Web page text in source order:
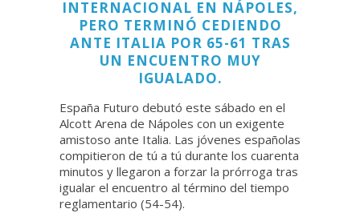
INTERNACIONAL EN NÁPOLES,
PERO TERMINÓ CEDIENDO
ANTE ITALIA POR 65-61 TRAS
UN ENCUENTRO MUY
IGUALADO.
España Futuro debutó este sábado en el
Alcott Arena de Nápoles con un exigente
amistoso ante Italia. Las jóvenes españolas
compitieron de tú a tú durante los cuarenta
minutos y llegaron a forzar la prórroga tras
igualar el encuentro al término del tiempo
reglamentario (54-54).